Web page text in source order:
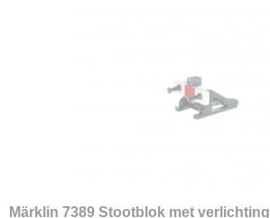
Märklin 7389 Stootblok met verlichting